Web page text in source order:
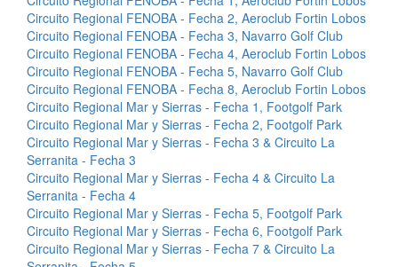
Circuito Regional FENOBA - Fecha 2, Aeroclub Fortin Lobos
Circuito Regional FENOBA - Fecha 3, Navarro Golf Club
Circuito Regional FENOBA - Fecha 4, Aeroclub Fortin Lobos
Circuito Regional FENOBA - Fecha 5, Navarro Golf Club
Circuito Regional FENOBA - Fecha 8, Aeroclub Fortin Lobos
Circuito Regional Mar y Sierras - Fecha 1, Footgolf Park
Circuito Regional Mar y Sierras - Fecha 2, Footgolf Park
Circuito Regional Mar y Sierras - Fecha 3 & Circuito La
Serranita - Fecha 3
Circuito Regional Mar y Sierras - Fecha 4 & Circuito La
Serranita - Fecha 4
Circuito Regional Mar y Sierras - Fecha 5, Footgolf Park
Circuito Regional Mar y Sierras - Fecha 6, Footgolf Park
Circuito Regional Mar y Sierras - Fecha 7 & Circuito La